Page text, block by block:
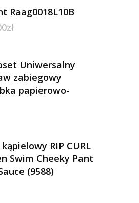
Raag0018L10B
zł
Uniwersalny
zabiegowy
papierowo-
RIP CURL
Swim Cheeky Pant
(9588)